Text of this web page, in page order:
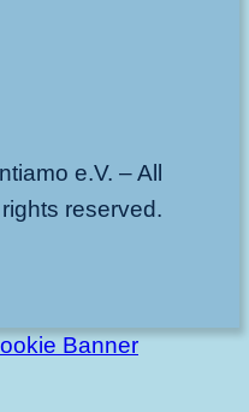
e.V. – All
rights reserved.
Banner